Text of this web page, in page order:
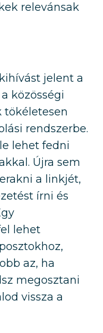
relevánsak
jelent a
közösségi
tökéletesen
rendszerbe.
lehet fedni
Újra sem
a linkjét,
írni és
lehet
az, ha
megosztani
vissza a